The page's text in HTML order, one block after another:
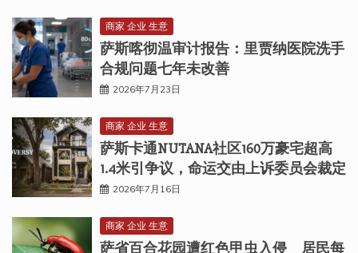
商家 企业 生意
萨斯喀彻温审计报告：里贾纳医院洗手
合规问题七年未改善
2026年7月23日
商家 企业 生意
萨斯卡通NUTANA社区160万豪宅超高
1.4米引争议，命运交由上诉委员会裁定
2026年7月16日
商家 企业 生意
萨省百合花园遭红色甲虫入侵 居民每